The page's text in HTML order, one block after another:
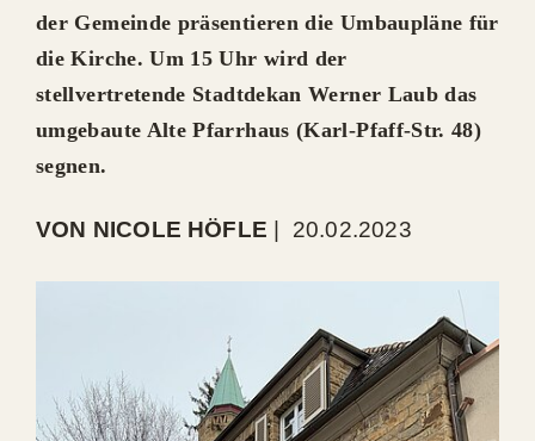
der Gemeinde präsentieren die Umbaupläne für
die Kirche. Um 15 Uhr wird der
stellvertretende Stadtdekan Werner Laub das
umgebaute Alte Pfarrhaus (Karl-Pfaff-Str. 48)
segnen.
VON NICOLE HÖFLE 20.02.2023